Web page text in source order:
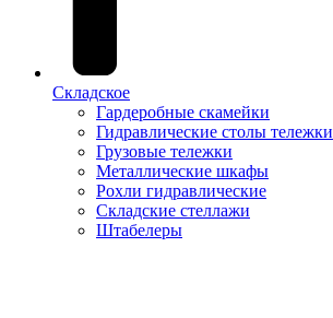
Складское
Гардеробные скамейки
Гидравлические столы тележки
Грузовые тележки
Металлические шкафы
Рохли гидравлические
Складские стеллажи
Штабелеры